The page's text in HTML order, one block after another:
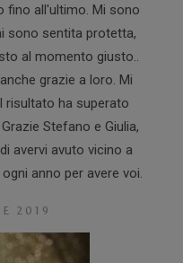
fino all'ultimo. Mi sono
sono sentita protetta,
al momento giusto..
grazie a loro. Mi
risultato ha superato
Stefano e Giulia,
avervi avuto vicino a
anno per avere voi.
2019